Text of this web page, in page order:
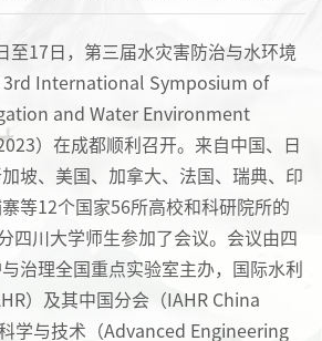
至17日，第三届水灾害防治与水环境
3rd International Symposium of
and Water Environment
）在成都顺利召开。来自中国、日
坡、美国、加拿大、法国、瑞典、印
等12个国家56所高校和科研院所的
四川大学师生参加了会议。会议由四
治理全国重点实验室主办，国际水利
）及其中国分会（IAHR China
学与技术（Advanced Engineering